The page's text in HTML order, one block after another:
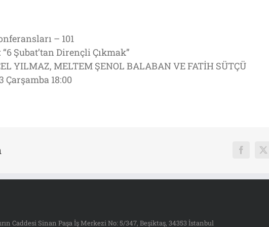
– 101
Şubat’tan Dirençli Çıkmak”
YILMAZ, MELTEM ŞENOL BALABAN VE FATİH SÜTÇÜ
Çarşamba 18:00
Facebook
X
Caddesi Sinan Paşa İş Merkezi No: 5/347, Beşiktaş, 34353 İstanbul